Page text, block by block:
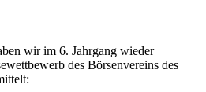
wir im 6. Jahrgang wieder
des Börsenvereins des